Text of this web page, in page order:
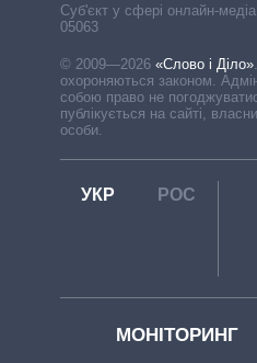
Cуб'єкт у сфері онлайн-
05063
© 2009—2026 «Слово і Діло»
охороняються законом.
собою право не
публікується на сайті,
особи.
УКР РОС
МОНІТОРИНГ